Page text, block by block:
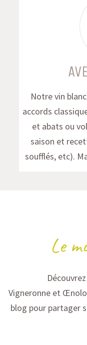
Notre vin
accords
et abats ou
saison et
soufflés, etc).
Le
Vigneronne et
blog pour partager